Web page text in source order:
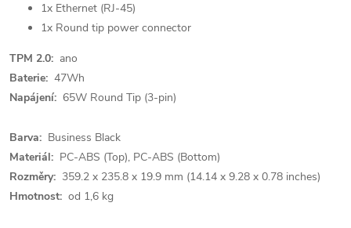
1x Ethernet (RJ-45)
1x Round tip power connector
TPM 2.0: ano
Baterie: 47Wh
Napájení: 65W Round Tip (3-pin)
Barva: Business Black
Materiál: PC-ABS (Top), PC-ABS (Bottom)
Rozměry: 359.2 x 235.8 x 19.9 mm (14.14 x 9.28 x 0.78 inches)
Hmotnost: od 1,6 kg